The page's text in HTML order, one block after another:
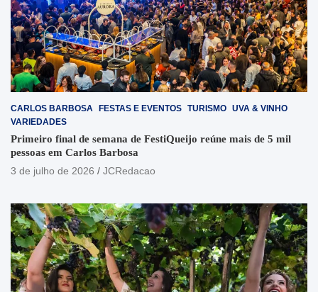
CARLOS BARBOSA FESTAS E EVENTOS TURISMO UVA & VINHO
VARIEDADES
Primeiro final de semana de FestiQueijo reúne mais de 5 mil
pessoas em Carlos Barbosa
3 de julho de 2026
JCRedacao